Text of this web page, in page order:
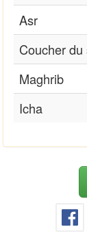
Asr
Coucher du
Maghrib
Icha